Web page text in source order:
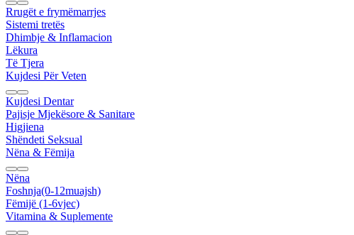
Rrugët e frymëmarrjes
Sistemi tretës
Dhimbje & Inflamacion
Lëkura
Të Tjera
Kujdesi Për Veten
Kujdesi Dentar
Pajisje Mjekësore & Sanitare
Higjiena
Shëndeti Seksual
Nëna & Fëmija
Nëna
Foshnja(0-12muajsh)
Fëmijë (1-6vjec)
Vitamina & Suplemente